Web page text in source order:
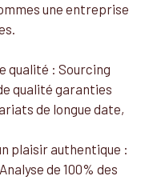
une entreprise
qualité : Sourcing
qualité garanties
de longue date,
plaisir authentique :
de 100% des